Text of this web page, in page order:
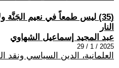
(35) ليس طمعاً في نعيم الجَنَّة
النار
عبد المجيد إسماعيل الشهاوي
2025 / 1 / 29
العلمانية، الدين السياسي ونقد